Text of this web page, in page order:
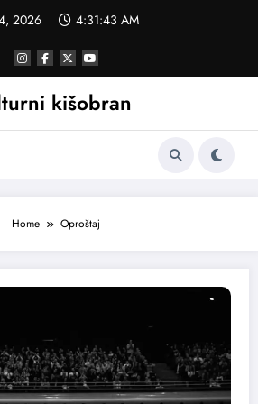
2026 4:31:44 AM
kišobran
Home Oproštaj